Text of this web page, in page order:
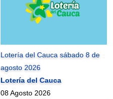
Lotería del Cauca sábado 8 de
agosto 2026
Lotería del Cauca
08 Agosto 2026